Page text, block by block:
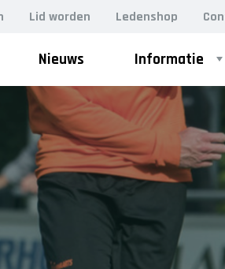
Lid worden Ledenshop
ZAAL
Heren 1
Nieuws Informatie
ZOEK